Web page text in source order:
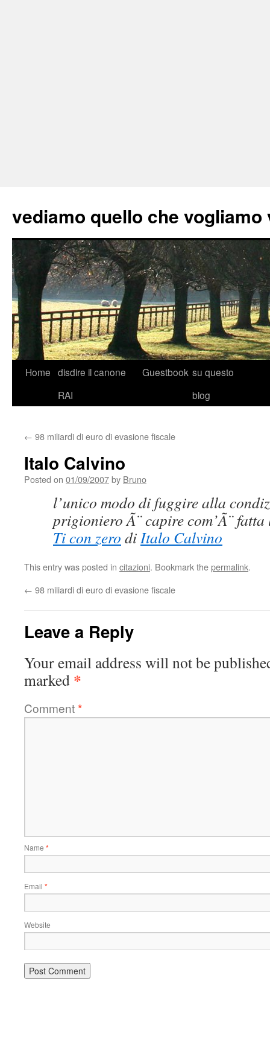
vediamo quello che vogliamo
Skip
Home disdire il canone
RAI
Guestbook su questo
blog
← 98 miliardi di euro di evasione fiscale
Italo Calvino
Posted on 01/09/2007by Bruno
l’unico modo di fuggire alla
prigioniero Ã¨ capire com’Ã¨
Ti con zero diItalo Calvino
This entry was posted in citazioni. Bookmark thepermalink.
← 98 miliardi di euro di evasione fiscale
Leave a Reply
Your email address will not be
marked *
Comment*
Name *
Email *
Website